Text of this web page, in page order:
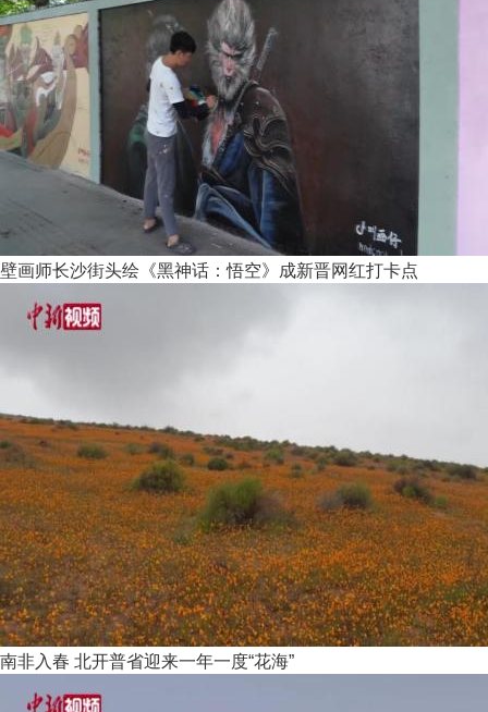
壁画师长沙街头绘《黑神话：悟空》成新晋网红打卡点
南非入春 北开普省迎来一年一度“花海”